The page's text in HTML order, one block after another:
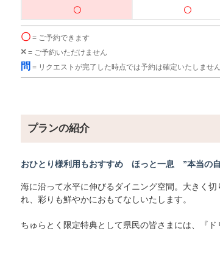
〇= ご予約できます
×= ご予約いただけません
問 = リクエストが完了した時点では予約は確定いたしませ
プランの紹介
おひとり様利用もおすすめ ほっと一息 ”本当の
海に沿って水平に伸びるダイニング空間。大きく
れ、彩りも鮮やかにおもてなしいたします。
ちゅらとく限定特典として県民の皆さまには、『ド